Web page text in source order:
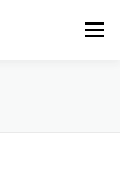
Menu
PODOLOGIA